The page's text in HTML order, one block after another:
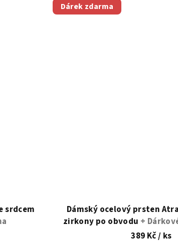
srdcem
Dárek zdarma
Dámský ocelový prsten
zirkony po obvodu +
389 Kč/ ks